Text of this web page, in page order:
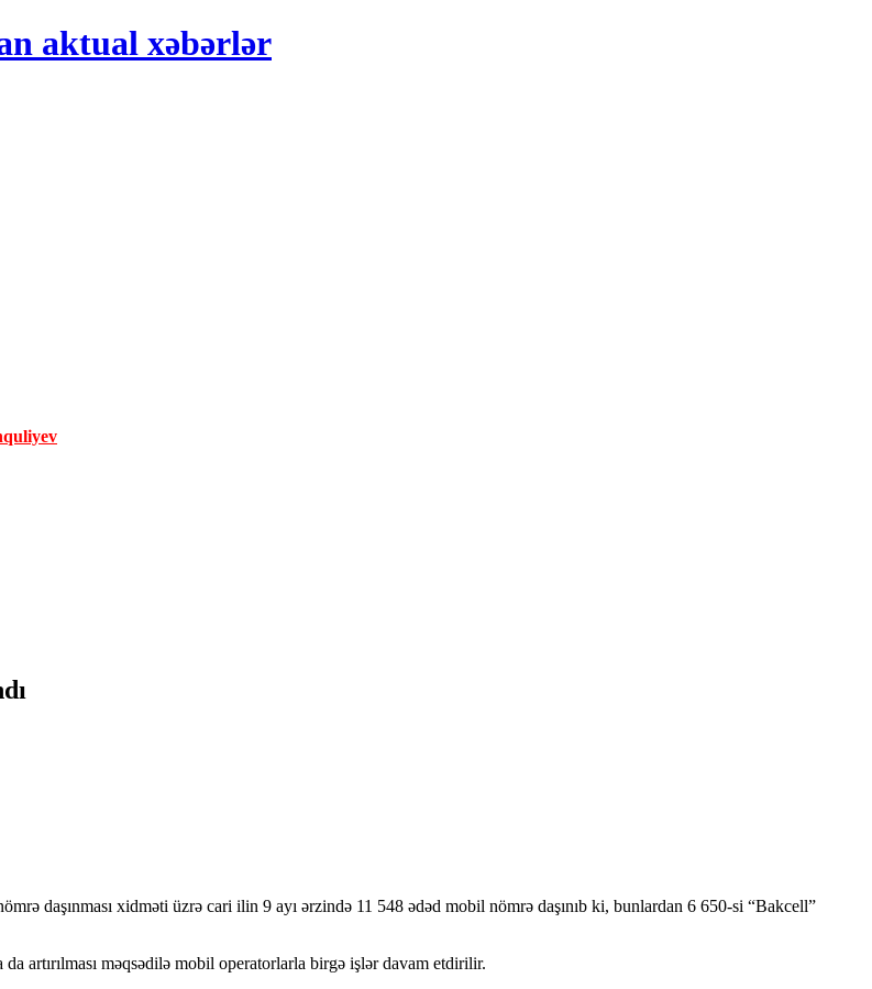
daşınması xidməti üzrə cari ilin 9 ayı ərzində 11 548 ədəd mobil nömrə daşınıb ki, bunlardan 6 650-si “Bakcell”
artırılması məqsədilə mobil operatorlarla birgə işlər davam etdirilir.